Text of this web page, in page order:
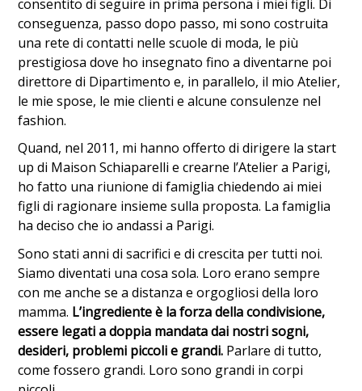
consentito di seguire in prima persona i miei figli. Di
conseguenza, passo dopo passo, mi sono costruita
una rete di contatti nelle scuole di moda, le più
prestigiosa dove ho insegnato fino a diventarne poi
direttore di Dipartimento e, in parallelo, il mio Atelier,
le mie spose, le mie clienti e alcune consulenze nel
fashion.
Quand, nel 2011, mi hanno offerto di dirigere la start
up di Maison Schiaparelli e crearne l’Atelier a Parigi,
ho fatto una riunione di famiglia chiedendo ai miei
figli di ragionare insieme sulla proposta. La famiglia
ha deciso che io andassi a Parigi.
Sono stati anni di sacrifici e di crescita per tutti noi.
Siamo diventati una cosa sola. Loro erano sempre
con me anche se a distanza e orgogliosi della loro
mamma. L’ingrediente è la forza della condivisione,
essere legati a doppia mandata dai nostri sogni,
desideri, problemi piccoli e grandi. Parlare di tutto,
come fossero grandi. Loro sono grandi in corpi